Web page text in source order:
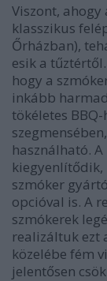
Viszont,
klasszikus
Őrházban),
esik a
hogy a
inkább
tökéletes
használható.
kiegyenlítődik,
szmóker
opcióval is. A
szmókerek
realizáltuk ezt
közelébe fém
jelentősen